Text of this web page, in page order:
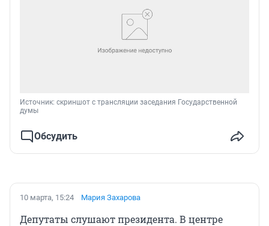
Источник: скриншот с трансляции заседания Государственной
думы
Обсудить
10 марта, 15:24 Мария Захарова
Депутаты слушают президента. В центре